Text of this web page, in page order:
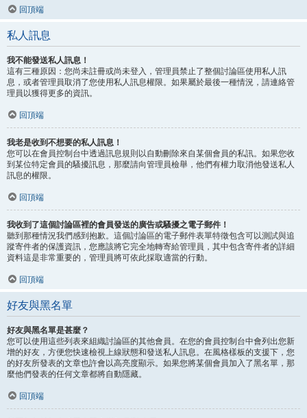
回頂端
私人訊息
我不能發送私人訊息！
這有三種原因：您尚未註冊或尚未登入，管理員禁止了整個討論區使用私人訊
息，或者管理員取消了您使用私人訊息權限。如果屬於最後一種情況，請連絡管
理員以獲得更多的資訊。
回頂端
我老是收到不想要的私人訊息！
您可以在會員控制台中透過訊息規則以自動刪除來自某個會員的私訊。如果您收
到某位特定會員的騷擾訊息，那麼請向管理員檢舉，他們有權力取消他發送私人
訊息的權限。
回頂端
我收到了這個討論區裡的會員發送的廣告或騷擾之電子郵件！
聽到那種情況我們感到抱歉。這個討論區的電子郵件表單特徵包含可以測試與追
蹤寄件者的保護資訊，您應該將它完全地轉寄給管理員，其中包含寄件者的詳細
資料這是非常重要的，管理員將可依此採取適當的行動。
回頂端
好友與黑名單
好友與黑名單是甚麼？
您可以使用這些列表來組織討論區的其他會員。在您的會員控制台中會列出您新
增的好友，方便您快速檢視上線狀態和發送私人訊息。在風格樣板的支援下，您
的好友所發表的文章也許會以高亮度顯示。如果您將某個會員加入了黑名單，那
麼他們發表的任何文章都將自動隱藏。
回頂端